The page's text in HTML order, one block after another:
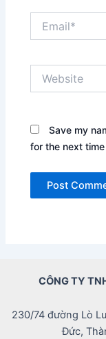
Save my
for the next
CÔNG TY
230/74 đường Lò
Đức,